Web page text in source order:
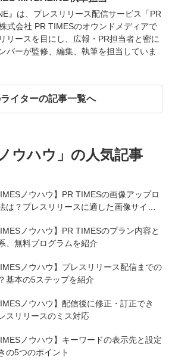
』は、プレスリリース配信サービス「PR
式会社 PR TIMESのオウンドメディアで
リースを目にし、広報・PR担当者と密に
バーが監修、編集、執筆を担当していま
イターの記事一覧へ
ウハウ 」の人気記事
ノウハウ】PR TIMESの画像アップロ
は？プレスリリースに適した画像サイ
ノウハウ】PR TIMESのプラン内容と
、無料プログラムを紹介
ノウハウ】プレスリリース配信までの
基本の5ステップを紹介
ノウハウ】配信後に修正・訂正でき
スリリースのミス対応
ノウハウ】キーワードの表示先と設定
の5つのポイント